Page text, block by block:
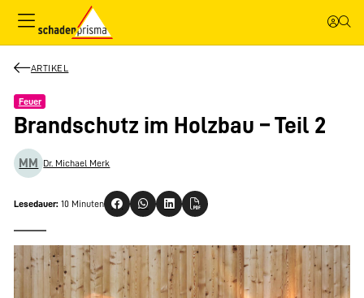
ARTIKEL
Feuer
Brandschutz im Holzbau – Teil 2
MM Dr. Michael Merk
Lesedauer: 10 Minuten